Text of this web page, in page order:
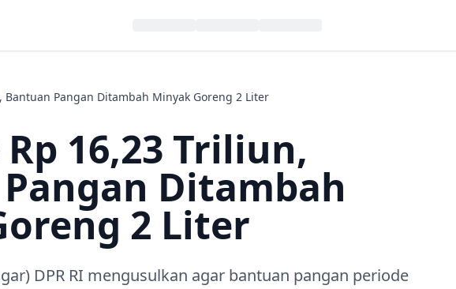
Bantuan Pangan Ditambah Minyak Goreng 2 Liter
16,23 Triliun,
Ditambah
2 Liter
DPR RI mengusulkan agar bantuan pangan periode